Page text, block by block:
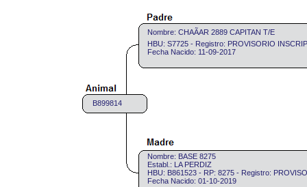
B899814
Nombre: CHAÃAR 2889 CAPITAN T/E
HBU: S7725 - Registro: PROVISORIO
Fecha Nacido: 11-09-2017
Nombre: BASE 8275
Establ.: LA PERDIZ
HBU: B861523 - RP: 8275 - Registro:
Fecha Nacido: 01-10-2019